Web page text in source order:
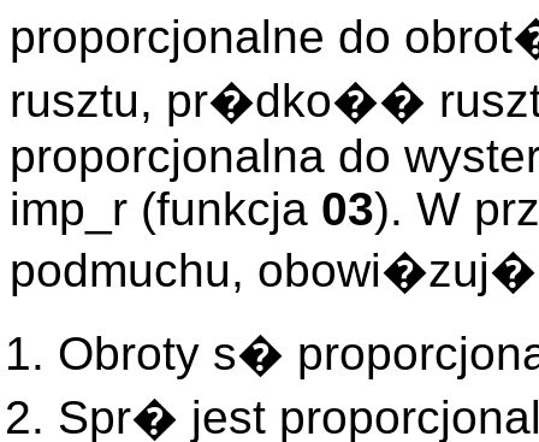
proporcjonalne do
rusztu, pr�dko��
proporcjonalna do
imp_r (funkcja 03). W
podmuchu,
Obroty s�
Spr� jest